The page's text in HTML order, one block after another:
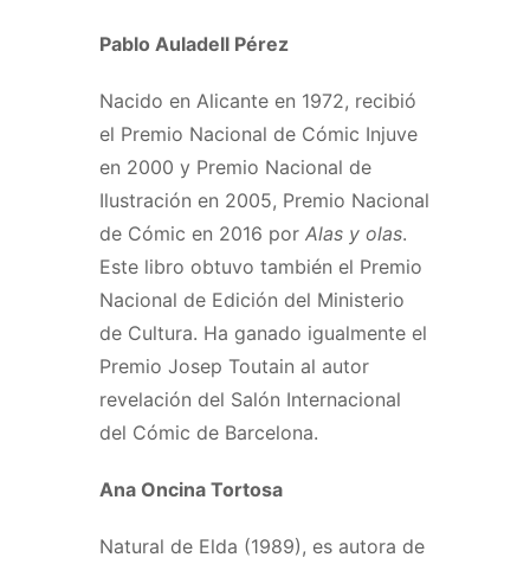
Pablo Auladell Pérez
Nacido en Alicante en 1972, recibió
el Premio Nacional de Cómic Injuve
en 2000 y Premio Nacional de
Ilustración en 2005, Premio Nacional
de Cómic en 2016 por Alas y olas.
Este libro obtuvo también el Premio
Nacional de Edición del Ministerio
de Cultura. Ha ganado igualmente el
Premio Josep Toutain al autor
revelación del Salón Internacional
del Cómic de Barcelona.
Ana Oncina Tortosa
Natural de Elda (1989), es autora de